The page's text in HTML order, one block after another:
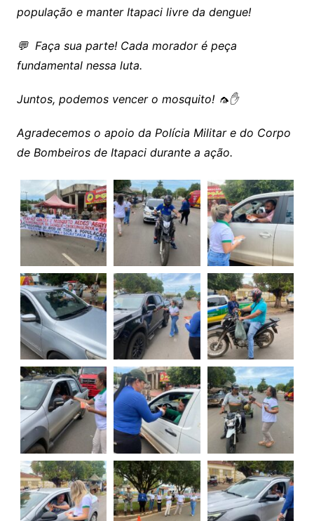
população e manter Itapaci livre da dengue!
💬 Faça sua parte! Cada morador é peça
fundamental nessa luta.
Juntos, podemos vencer o mosquito! 🦟✋
Agradecemos o apoio da Polícia Militar e do Corpo
de Bombeiros de Itapaci durante a ação.